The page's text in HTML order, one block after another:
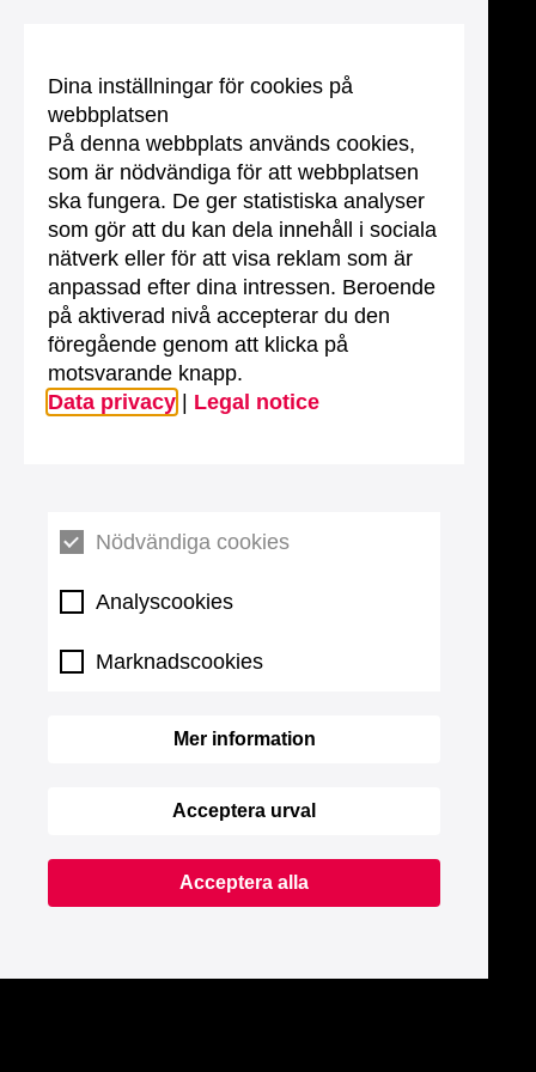
Dina inställningar för cookies på
webbplatsen
På denna webbplats används cookies,
som är nödvändiga för att webbplatsen
ska fungera. De ger statistiska analyser
som gör att du kan dela innehåll i sociala
nätverk eller för att visa reklam som är
anpassad efter dina intressen. Beroende
på aktiverad nivå accepterar du den
föregående genom att klicka på
motsvarande knapp.
Data privacy
Legal notice
Nödvändiga cookies
Analyscookies
Marknadscookies
Mer information
Acceptera urval
Acceptera alla